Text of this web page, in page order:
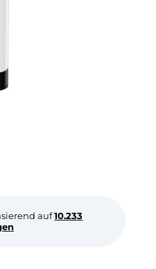
auf10.233